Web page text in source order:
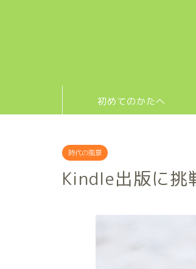
初めてのかたへ
時代の風景
Kindle出版に挑